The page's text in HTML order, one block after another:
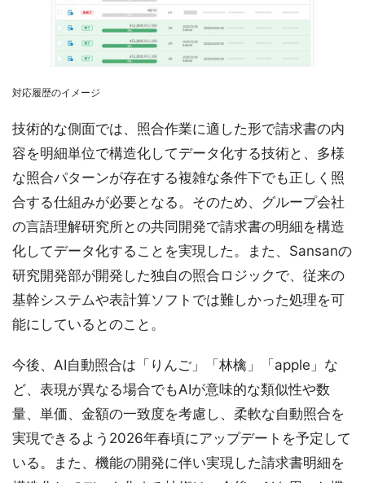
対応履歴のイメージ
技術的な側面では、照合作業に適した形で請求書の内
容を明細単位で構造化してデータ化する技術と、多様
な照合パターンが存在する複雑な条件下でも正しく照
合する仕組みが必要となる。そのため、グループ会社
の言語理解研究所との共同開発で請求書の明細を構造
化してデータ化することを実現した。また、Sansanの
研究開発部が開発した独自の照合ロジックで、従来の
基幹システムや表計算ソフトでは難しかった処理を可
能にしているとのこと。
今後、AI自動照合は「りんご」「林檎」「apple」な
ど、表現が異なる場合でもAIが意味的な類似性や数
量、単価、金額の一致度を考慮し、柔軟な自動照合を
実現できるよう2026年春頃にアップデートを予定して
いる。また、機能の開発に伴い実現した請求書明細を